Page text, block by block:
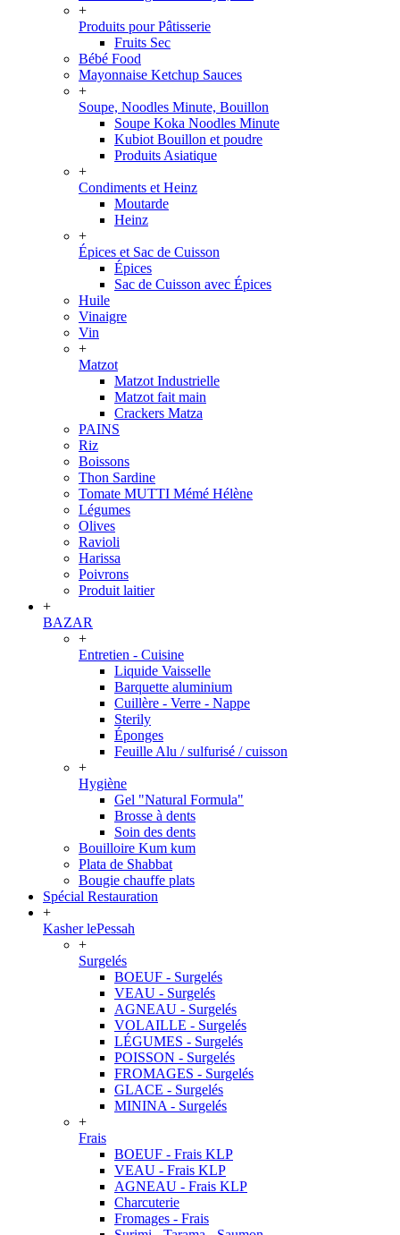
+
Produits pour Pâtisserie
Fruits Sec
Bébé Food
Mayonnaise Ketchup Sauces
+
Soupe, Noodles Minute, Bouillon
Soupe Koka Noodles Minute
Kubiot Bouillon et poudre
Produits Asiatique
+
Condiments et Heinz
Moutarde
Heinz
+
Épices et Sac de Cuisson
Épices
Sac de Cuisson avec Épices
Huile
Vinaigre
Vin
+
Matzot
Matzot Industrielle
Matzot fait main
Crackers Matza
PAINS
Riz
Boissons
Thon Sardine
Tomate MUTTI Mémé Hélène
Légumes
Olives
Ravioli
Harissa
Poivrons
Produit laitier
+
BAZAR
+
Entretien - Cuisine
Liquide Vaisselle
Barquette aluminium
Cuillère - Verre - Nappe
Sterily
Éponges
Feuille Alu / sulfurisé / cuisson
+
Hygiène
Gel "Natural Formula"
Brosse à dents
Soin des dents
Bouilloire Kum kum
Plata de Shabbat
Bougie chauffe plats
Spécial Restauration
+
Kasher lePessah
+
Surgelés
BOEUF - Surgelés
VEAU - Surgelés
AGNEAU - Surgelés
VOLAILLE - Surgelés
LÉGUMES - Surgelés
POISSON - Surgelés
FROMAGES - Surgelés
GLACE - Surgelés
MININA - Surgelés
+
Frais
BOEUF - Frais KLP
VEAU - Frais KLP
AGNEAU - Frais KLP
Charcuterie
Fromages - Frais